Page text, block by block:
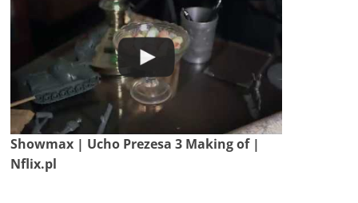
Showmax | Ucho Prezesa 3 Making of |
Nflix.pl